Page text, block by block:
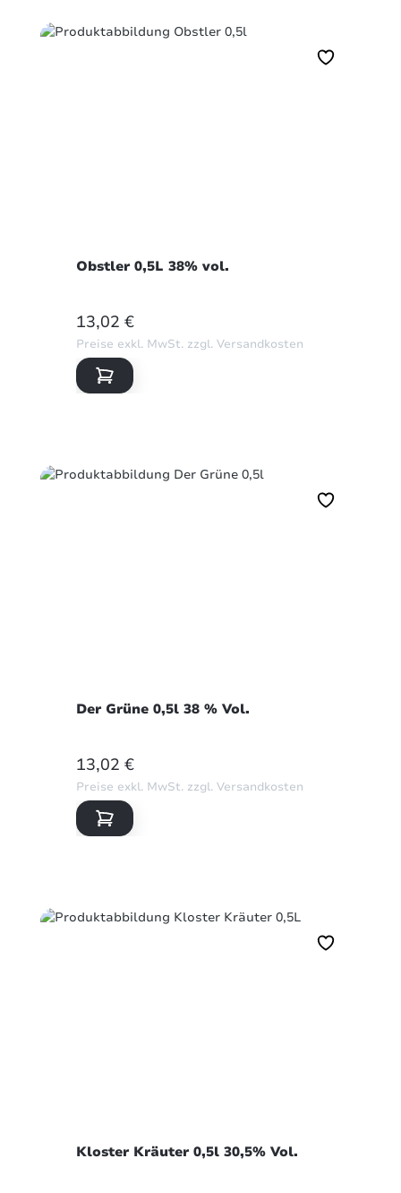
Obstler 0,5L 38% vol.
REGULÄRER PREIS:
13,02 €
Preise exkl. MwSt. zzgl. Versandkosten
Der Grüne 0,5l 38 % Vol.
REGULÄRER PREIS:
13,02 €
Preise exkl. MwSt. zzgl. Versandkosten
Kloster Kräuter 0,5l 30,5% Vol.